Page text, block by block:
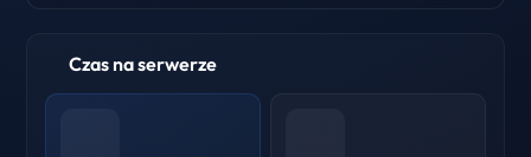
Czas na serwerze